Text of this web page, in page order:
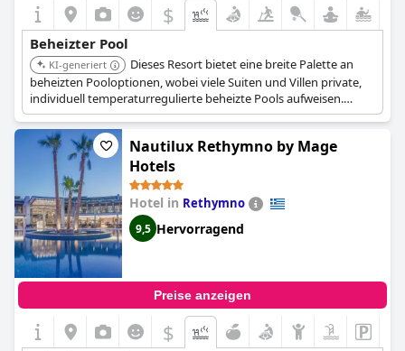
$
Beheizter Pool
KI-generiert
Dieses Resort bietet eine breite Palette an
beheizten Pooloptionen, wobei viele Suiten und Villen private,
individuell temperaturregulierte beheizte Pools aufweisen.
Zusätzlich können Gäste einen himmlischen beheizten
Innenpool im Spa- und Wellnesscenter genießen.
Nautilux Rethymno by Mage
Hotels
Hotel in Rethymno
9,5 Hervorragend
Preise anzeigen
$